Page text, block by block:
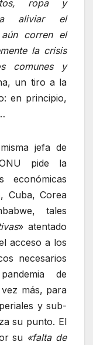
ropa y
a aliviar el
corren el
la crisis
comunes y
un tiro a la
en principio,
jefa de
pide la
económicas
Cuba, Corea
tales
» atentado
acceso a los
necesarios
de
más, para
y sub-
su punto. El
su «falta de